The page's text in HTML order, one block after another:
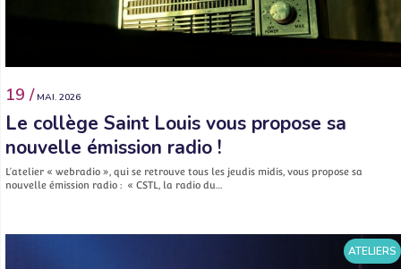
19 / MAI. 2026
Le collège Saint Louis vous propose sa
nouvelle émission radio !
L’atelier « webradio », qui se retrouve tous les jeudis midis, vous propose sa
nouvelle émission radio : « CSTL, la radio du…
ATELIERS